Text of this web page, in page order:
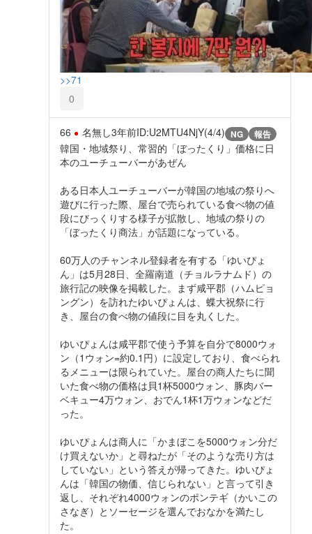
>>71
0
66 名無し3年前ID:U2MTU4NjY(4/4) NG 報告
韓国・地域祭り、常習的「ぼったくり」価格に日
本のユーチューバーがあぜん
ある日本人ユーチューバーが韓国の地域の祭りへ
遊びに行った際、屋台で売られている食べ物の値
段にびっくりする様子が拡散し、地域の祭りの
「ぼったくり商法」が話題になっている。
60万人のチャンネル登録者を有する「ゆいぴょ
ん」は5月28日、全羅南道（チョルラナムド）の
旅行記の映像を掲載した。まず咸平郡（ハムピョ
ングン）を訪れたゆいぴょんは、蝶大祝祭に行
き、屋台の食べ物の値段に目を丸くした。
ゆいぴょんは咸平郡で使う予算を自分で8000ウォ
ン（1ウォン=約0.1円）に設定しており、食べられ
るメニューは限られていた。屋台の商人たちに聞
いた食べ物の価格は貝1杯5000ウォン、豚肉バー
ベキュー4万ウォン、おでん1杯1万ウォンなどだ
った。
ゆいぴょんは商人に「かまぼこを5000ウォン分だ
け買えないか」と尋ねたが「そのような売り方は
していない」という答えが帰ってきた。ゆいぴょ
んは「韓国の物価、信じられない」と言って引き
返し、それぞれ4000ウォンのポンテギ（かいこの
さなぎ）とソーセージを選んでおなかを満たし
た。